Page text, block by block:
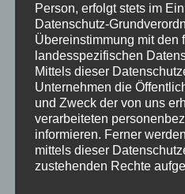
Ähnliche Produkte
Person, erfolgt stets im
Datenschutz-
Übereinstimmung mit den
landesspezifischen
Mittels dieser
Unternehmen die
und Zweck der von uns
verarbeiteten
informieren. Ferner
mittels dieser
zustehenden Rechte